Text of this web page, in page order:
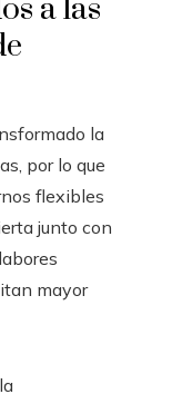
a las
la
por lo que
flexibles
junto con
mayor